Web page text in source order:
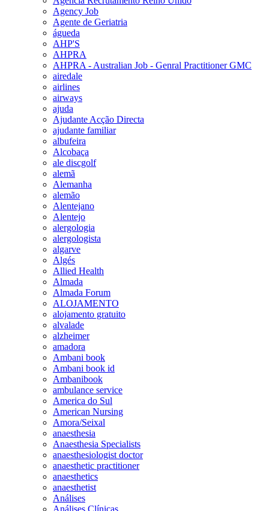
Agency Job
Agente de Geriatria
águeda
AHP'S
AHPRA
AHPRA - Australian Job - Genral Practitioner GMC
airedale
airlines
airways
ajuda
Ajudante Acção Directa
ajudante familiar
albufeira
Alcobaça
ale discgolf
alemã
Alemanha
alemão
Alentejano
Alentejo
alergologia
alergologista
algarve
Algés
Allied Health
Almada
Almada Forum
ALOJAMENTO
alojamento gratuito
alvalade
alzheimer
amadora
Ambani book
Ambani book id
Ambanibook
ambulance service
America do Sul
American Nursing
Amora/Seixal
anaesthesia
Anaesthesia Specialists
anaesthesiologist doctor
anaesthetic practitioner
anaesthetics
anaesthetist
Análises
Análises Clínicas